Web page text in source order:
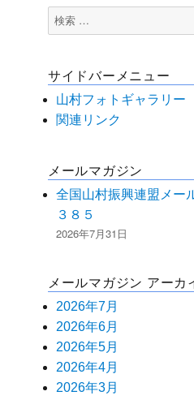
検
索
象:
サイドバーメニュー
山村フォトギャラリー
関連リンク
メールマガジン
全国山村振興連盟メー
３８５
2026年7月31日
メールマガジン アーカ
2026年7月
2026年6月
2026年5月
2026年4月
2026年3月